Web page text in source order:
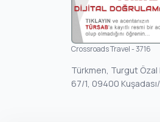
Crossroads Travel - 3716
Türkmen, Turgut Özal
67/1, 09400 Kuşadası/